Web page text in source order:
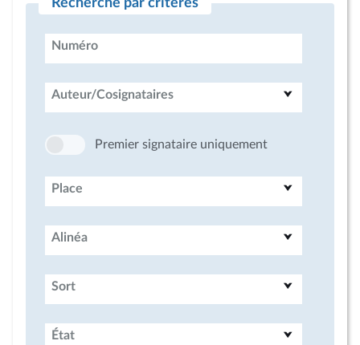
Recherche par critères
Numéro
Auteur/Cosignataires
Premier signataire uniquement
Place
Alinéa
Sort
État